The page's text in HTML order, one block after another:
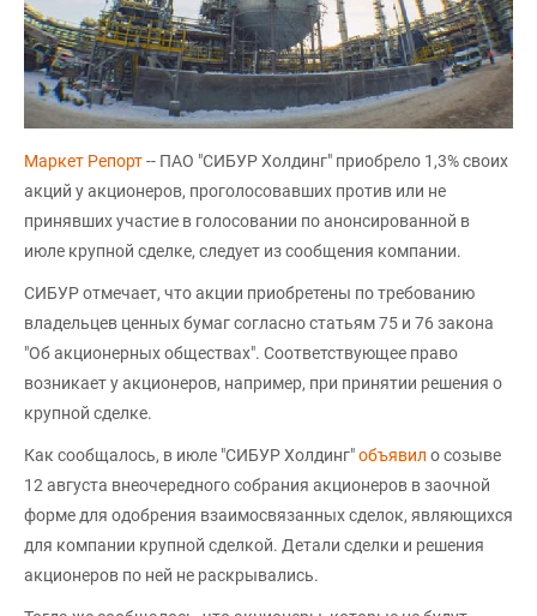
Маркет Репорт-- ПАО "СИБУР Холдинг" приобрело 1,3% своих
акций у акционеров, проголосовавших против или не
принявших участие в голосовании по анонсированной в
июле крупной сделке, следует из сообщения компании.
СИБУР отмечает, что акции приобретены по требованию
владельцев ценных бумаг согласно статьям 75 и 76 закона
"Об акционерных обществах". Соответствующее право
возникает у акционеров, например, при принятии решения о
крупной сделке.
Как сообщалось, в июле "СИБУР Холдинг"объявил о созыве
12 августа внеочередного собрания акционеров в заочной
форме для одобрения взаимосвязанных сделок, являющихся
для компании крупной сделкой. Детали сделки и решения
акционеров по ней не раскрывались.